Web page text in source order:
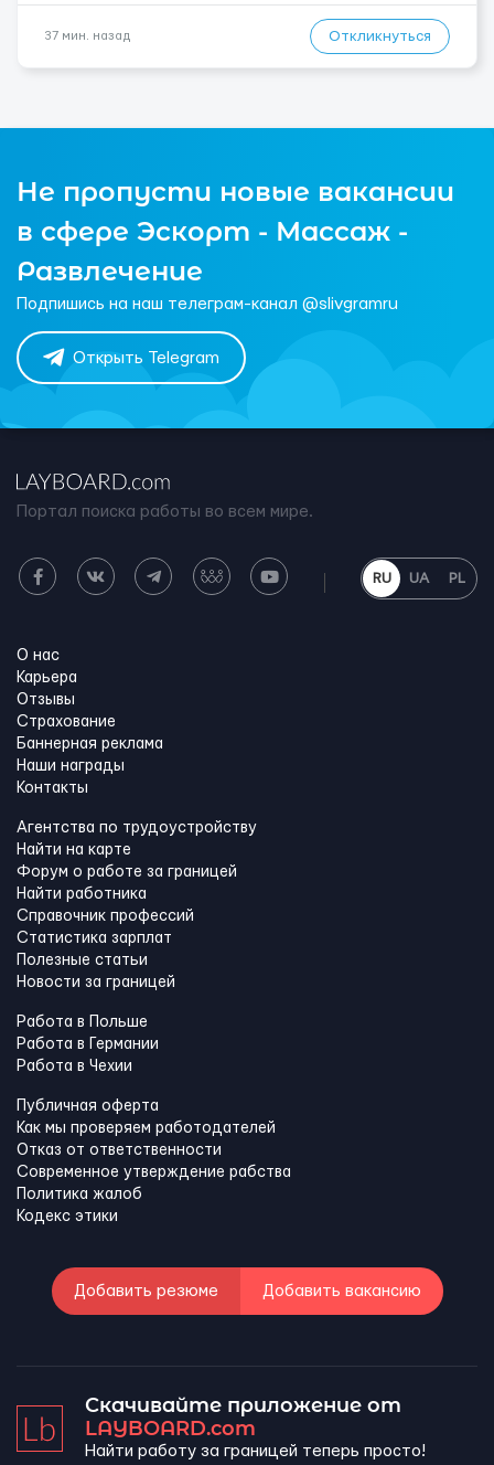
37 мин. назад Откликнуться
Не пропусти новые вакансии
в сфере Эскорт - Массаж -
Развлечение
Подпишись на наш телеграм-канал @slivgramru
Открыть Telegram
Портал поиска работы во всем мире.
RU UA PL
О нас
Карьера
Отзывы
Страхование
Баннерная реклама
Наши награды
Контакты
Агентства по трудоустройству
Найти на карте
Форум о работе за границей
Найти работника
Справочник профессий
Статистика зарплат
Полезные статьи
Новости за границей
Работа в Польше
Работа в Германии
Работа в Чехии
Публичная оферта
Как мы проверяем работодателей
Отказ от ответственности
Современное утверждение рабства
Политика жалоб
Кодекс этики
Добавить резюме Добавить вакансию
Скачивайте приложение от
LAYBOARD.com
Найти работу за границей теперь просто!